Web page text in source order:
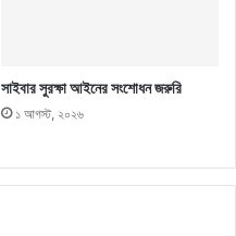
সাইবার সুরক্ষা আইনের সংশোধন জরুরি
১ আগস্ট, ২০২৬